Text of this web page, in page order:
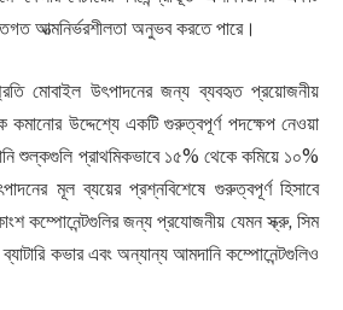
আত্মনির্ভরশীলতা অনুভব করতে পারে।
মোবাইল উৎপাদনের জন্য ব্যবহৃত প্রয়োজনীয়
কমানোর উদ্দেশ্যে একটি গুরুত্বপূর্ণ পদক্ষেপ নেওয়া
শুল্কগুলি প্রাথমিকভাবে ১৫% থেকে কমিয়ে ১০%
মূল ব্যয়ের প্রশ্নবিশেষে গুরুত্বপূর্ণ হিসাবে
কম্পোনেন্টগুলির জন্য প্রযোজনীয় যেমন স্ক্রু, সিম
ব্যাটারি কভার এবং অন্যান্য আমদানি কম্পোনেন্টগুলিও